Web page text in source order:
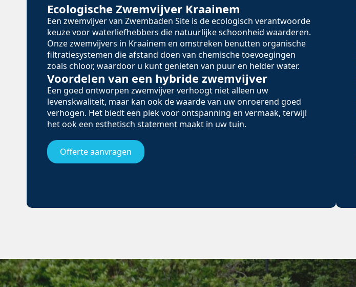
Ecologische Zwemvijver Kraainem
Een zwemvijver van Zwembaden Site is de ecologisch verantwoorde
keuze voor waterliefhebbers die natuurlijke schoonheid waarderen.
Onze zwemvijvers in Kraainem en omstreken benutten organische
filtratiesystemen die afstand doen van chemische toevoegingen
zoals chloor, waardoor u kunt genieten van puur en helder water.
Voordelen van een hybride zwemvijver
Een goed ontworpen zwemvijver verhoogt niet alleen uw
levenskwaliteit, maar kan ook de waarde van uw onroerend goed
verhogen. Het biedt een plek voor ontspanning en vermaak, terwijl
het ook een esthetisch statement maakt in uw tuin.
Offerte aanvragen